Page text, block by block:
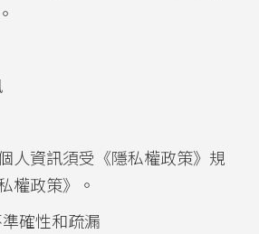
人資訊須受《隱私權政策》規
權政策》。
確性和疏漏